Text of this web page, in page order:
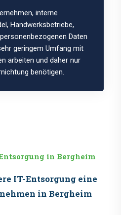
interne
Handwerksbetriebe,
Daten
geringem Umfang mit
arbeiten und daher nur
benötigen.
in Bergheim
IT-Entsorgung eine
in Bergheim